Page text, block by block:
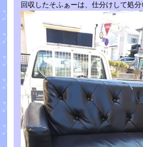
回収したそふぁーは、仕分けして処分